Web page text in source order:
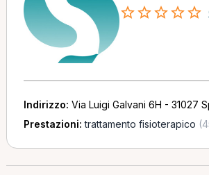
Indirizzo: Via Luigi Galvani 6H - 31027
Prestazioni:trattamento fisioterapico